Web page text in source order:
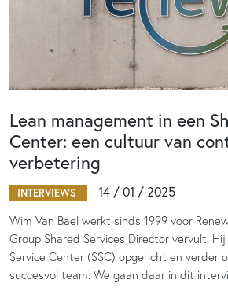
Lean management in een
Center: een cultuur van
verbetering
INTERVIEWS 14 / 01 / 2025
Wim Van Bael werkt sinds 1999 voor
Group Shared Services Director vervult.
Service Center (SSC) opgericht en verder
succesvol team. We gaan daar in dit